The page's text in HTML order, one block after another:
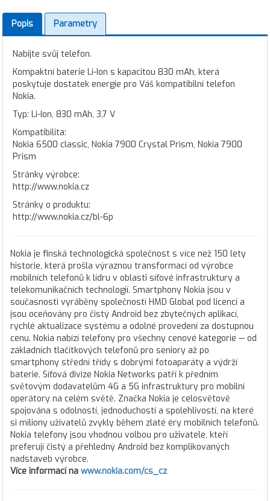
Popis Parametry
Nabijte svůj telefon.
Kompaktní baterie Li-Ion s kapacitou 830 mAh, která
poskytuje dostatek energie pro Váš kompatibilní telefon
Nokia.
Typ: Li-Ion, 830 mAh, 3,7 V
Kompatibilita:
Nokia 6500 classic, Nokia 7900 Crystal Prism, Nokia 7900
Prism
Stránky výrobce:
http://www.nokia.cz
Stránky o produktu:
http://www.nokia.cz/bl-6p
Nokia je finská technologická společnost s více než 150 lety
historie, která prošla výraznou transformací od výrobce
mobilních telefonů k lídru v oblasti síťové infrastruktury a
telekomunikačních technologií. Smartphony Nokia jsou v
současnosti vyráběny společností HMD Global pod licencí a
jsou oceňovány pro čistý Android bez zbytečných aplikací,
rychlé aktualizace systému a odolné provedení za dostupnou
cenu. Nokia nabízí telefony pro všechny cenové kategorie — od
základních tlačítkových telefonů pro seniory až po
smartphony střední třídy s dobrými fotoaparáty a výdrží
baterie. Síťová divize Nokia Networks patří k předním
světovým dodavatelům 4G a 5G infrastruktury pro mobilní
operátory na celém světě. Značka Nokia je celosvětově
spojována s odolností, jednoduchostí a spolehlivostí, na které
si miliony uživatelů zvykly během zlaté éry mobilních telefonů.
Nokia telefony jsou vhodnou volbou pro uživatele, kteří
preferují čistý a přehledný Android bez komplikovaných
nadstaveb výrobce.
Více informací na www.nokia.com/cs_cz